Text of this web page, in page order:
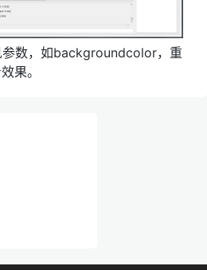
参数，如backgroundcolor，重
果。